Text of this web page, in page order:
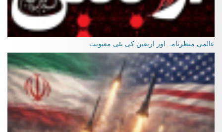
عالمی منظرنامہ اور اربعین کی نئی معنویت